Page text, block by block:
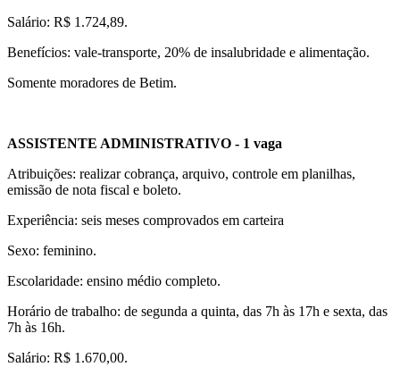
Salário: R$ 1.724,89.
Benefícios: vale-transporte, 20% de insalubridade e alimentação.
Somente moradores de Betim.
ASSISTENTE ADMINISTRATIVO - 1 vaga
Atribuições: realizar cobrança, arquivo, controle em planilhas,
emissão de nota fiscal e boleto.
Experiência: seis meses comprovados em carteira
Sexo: feminino.
Escolaridade: ensino médio completo.
Horário de trabalho: de segunda a quinta, das 7h às 17h e sexta, das
7h às 16h.
Salário: R$ 1.670,00.